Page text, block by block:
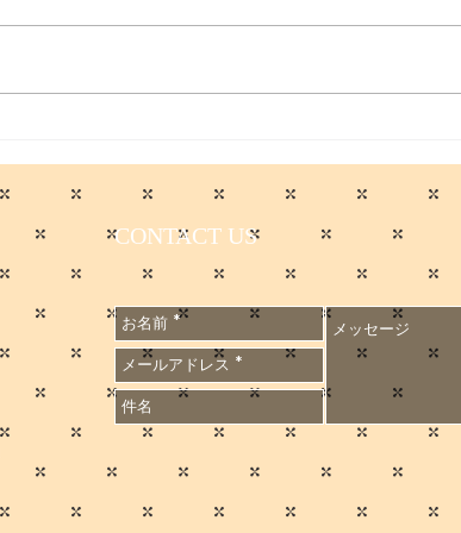
無料会員に登録すれば読めるそう
e/DGXZQOUB256X20V20C2
n_cid=SNSTW001&n_tw=178
1667502
CONTACT US